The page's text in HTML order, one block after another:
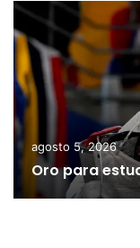
agosto 5, 2026
Oro para